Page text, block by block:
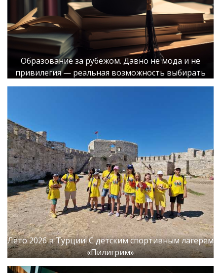
Образование за рубежом. Давно не мода и не
привилегия — реальная возможность выбирать
Лето 2026 в Турции! С детским спортивным лагерем
«Пилигрим»